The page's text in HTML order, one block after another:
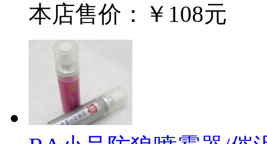
本店售价：
￥108元